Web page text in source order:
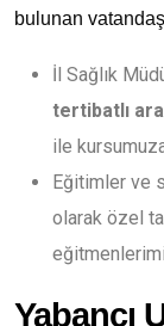
bulunan
İl Sağlık
tertibatlı
ile
Eğitimler ve
olarak özel
Yabancı